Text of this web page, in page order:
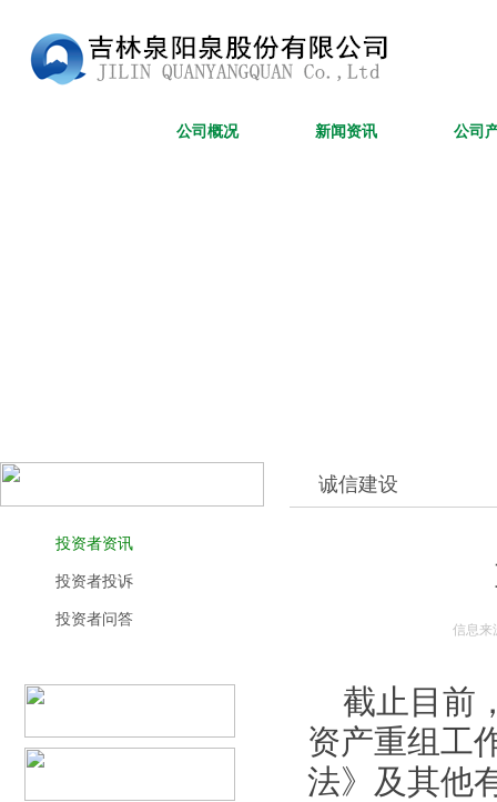
公司概况 新闻资讯 公司
投资者资讯
投资者投诉
投资者问答
诚信建设
信息
截止目前
资产重组工
法》及其他